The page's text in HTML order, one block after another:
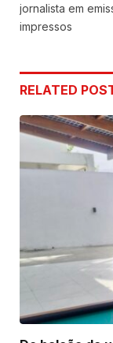
jornalista em
impressos
RELATED